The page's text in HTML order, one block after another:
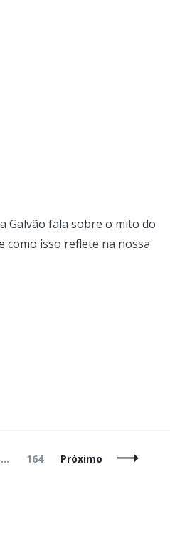
Galvão fala sobre o mito do
como isso reflete na nossa
… Página
164 Próximo